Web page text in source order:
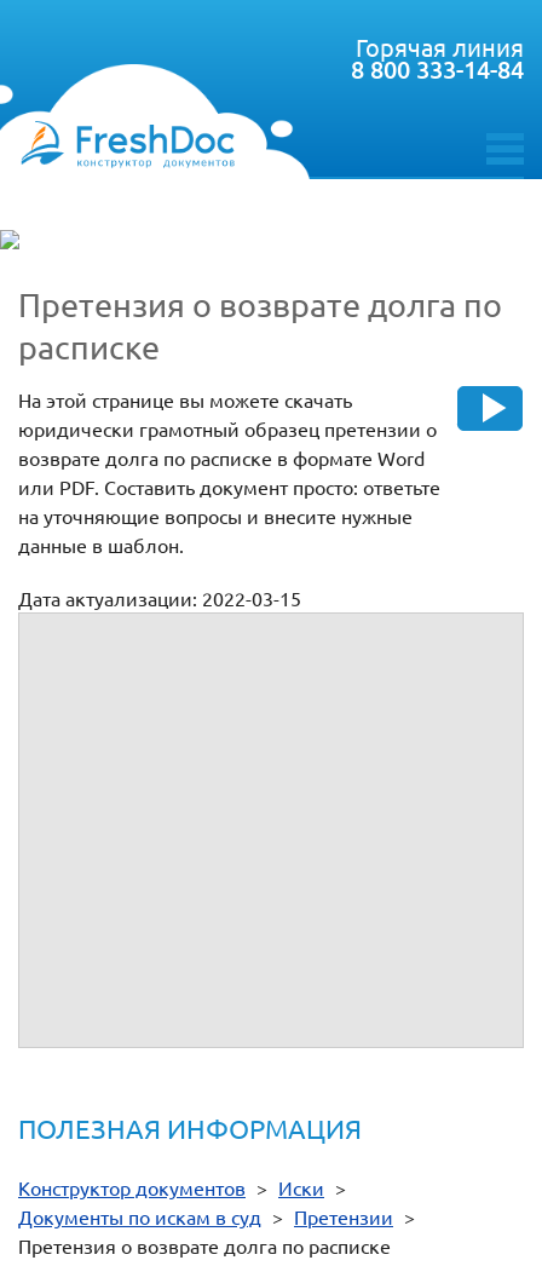
toggle
Горячая линия
8 800 333-14-84
Претензия о возврате долга по
расписке
На этой странице вы можете скачать
юридически грамотный образец претензии о
возврате долга по расписке в формате Word
или PDF. Составить документ просто: ответьте
на уточняющие вопросы и внесите нужные
данные в шаблон.
Дата актуализации: 2022-03-15
ПОЛЕЗНАЯ ИНФОРМАЦИЯ
Конструктор документов > Иски >
Документы по искам в суд > Претензии >
Претензия о возврате долга по расписке